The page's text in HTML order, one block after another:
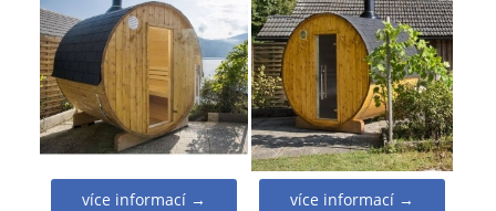
více informací → více informací →